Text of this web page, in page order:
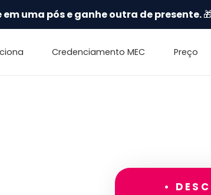
uma pós e ganhe outra de presente.
Credenciamento MEC Preço
•